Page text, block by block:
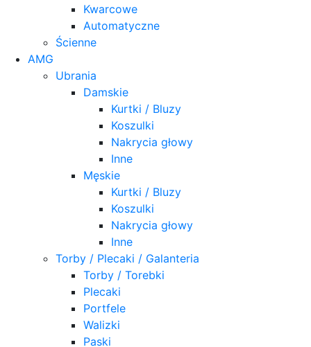
Kwarcowe
Automatyczne
Ścienne
AMG
Ubrania
Damskie
Kurtki / Bluzy
Koszulki
Nakrycia głowy
Inne
Męskie
Kurtki / Bluzy
Koszulki
Nakrycia głowy
Inne
Torby / Plecaki / Galanteria
Torby / Torebki
Plecaki
Portfele
Walizki
Paski